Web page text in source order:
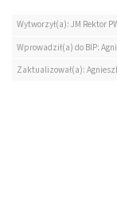
Wytworzył(a): JM Rektor
Wprowadził(a) do BIP:
Zaktualizował(a):